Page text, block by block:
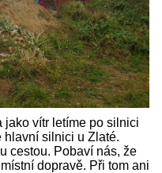
jako vítr letíme po silnici
hlavní silnici u Zlaté.
cestou. Pobaví nás, že
dopravě. Při tom ani